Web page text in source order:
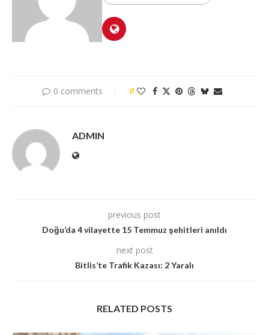
0 comments 0
ADMIN
previous post
Doğu’da 4 vilayette 15 Temmuz şehitleri anıldı
next post
Bitlis’te Trafik Kazası: 2 Yaralı
RELATED POSTS